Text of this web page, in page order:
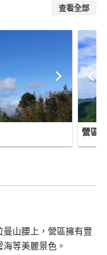
查看全部
營區
山腰上，營區擁有豐
等美麗景色。